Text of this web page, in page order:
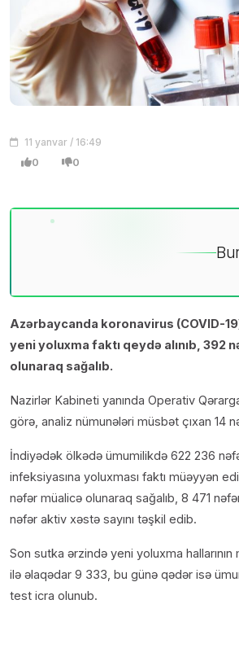
11 yanvar / 16:49
0 0
Azərbaycanda koronavirus (COVID-
yeni yoluxma faktı qeydə alınıb, 392
olunaraq sağalıb.
Nazirlər Kabineti yanında Operativ
görə, analiz nümunələri müsbət çıxan 14
İndiyədək ölkədə ümumilikdə 622 236
infeksiyasına yoluxması faktı müəyyən
nəfər müalicə olunaraq sağalıb, 8 471
nəfər aktiv xəstə sayını təşkil edib.
Son sutka ərzində yeni yoluxma
ilə əlaqədar 9 333, bu günə qədər isə
test icra olunub.